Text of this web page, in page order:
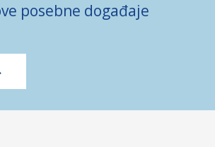
posebne događaje